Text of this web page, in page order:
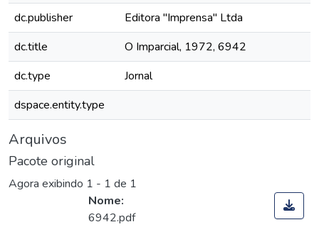
dc.publisher
Editora "Imprensa" Ltda
dc.title
O Imparcial, 1972, 6942
dc.type
Jornal
dspace.entity.type
Arquivos
Pacote original
Agora exibindo 1 - 1 de 1
Nome:
6942.pdf